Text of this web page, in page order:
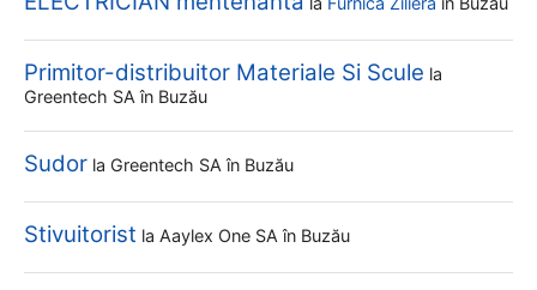
Primitor-distribuitor Materiale Si Scule la
Greentech SA în Buzău
Sudor la Greentech SA în Buzău
Stivuitorist la Aaylex One SA în Buzău